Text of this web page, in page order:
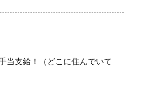
当支給！（どこに住んでいて